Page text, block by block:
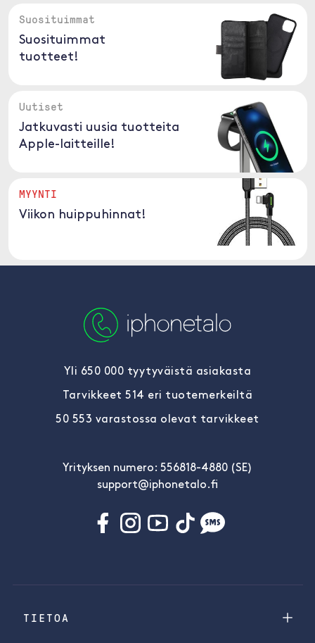
Suosituimmat
Suosituimmat
tuotteet!
Uutiset
Jatkuvasti uusia tuotteita
Apple-laitteille!
MYYNTI
Viikon huippuhinnat!
Yli 650 000 tyytyväistä asiakasta
Tarvikkeet 514 eri tuotemerkeiltä
50 553 varastossa olevat tarvikkeet
Yrityksen numero: 556818-4880 (SE)
support@iphonetalo.fi
TIETOA